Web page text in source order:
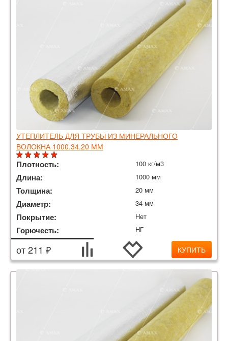
УТЕПЛИТЕЛЬ ДЛЯ ТРУБЫ ИЗ МИНЕРАЛЬНОГО
ВОЛОКНА 1000.34.20 ММ
Плотность: 100 кг/м3
Длина: 1000 мм
Толщина: 20 мм
Диаметр: 34 мм
Покрытие: Нет
Горючесть: НГ
от 211 ₽ КУПИТЬ